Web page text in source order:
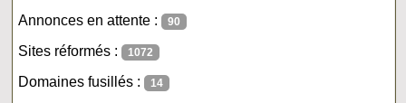
Annonces en attente : 90
Sites réformés : 1072
Domaines fusillés : 14